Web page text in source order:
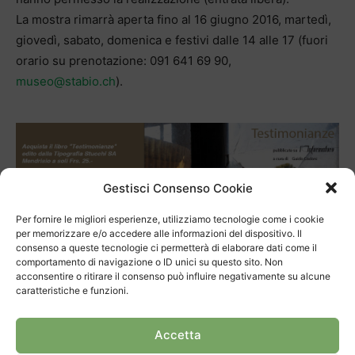
Gestisci Consenso Cookie
Per fornire le migliori esperienze, utilizziamo tecnologie come i cookie
per memorizzare e/o accedere alle informazioni del dispositivo. Il
consenso a queste tecnologie ci permetterà di elaborare dati come il
comportamento di navigazione o ID unici su questo sito. Non
acconsentire o ritirare il consenso può influire negativamente su alcune
caratteristiche e funzioni.
Accetta
La mostra rimarrà aperta fino al 16 giugno 2016, martedì,
giovedì, sabato, domenica e festivi dalle 14 alle 17 (fuori
orario su prenotazione: 091 641 69 90,
museo@stabio.ch).
Titolo svizzero per Giovanna
Demo
primato